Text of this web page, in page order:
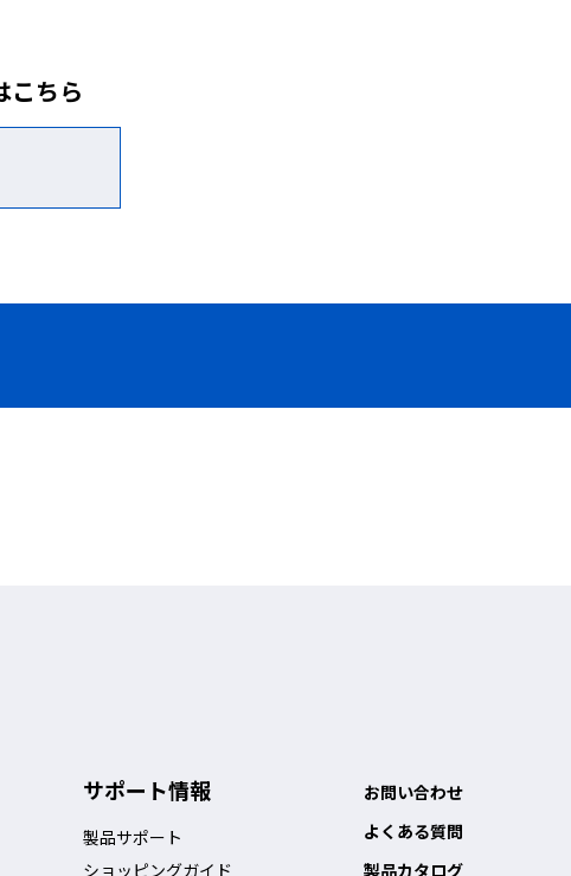
こちら
サポート情報
製品サポート
ショッピングガイド
お問い合わせ
よくある質問
製品カタログ